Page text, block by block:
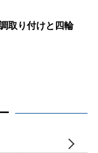
取り付けと四輪